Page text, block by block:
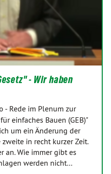
- Wir haben
- Rede im Plenum zur
einfaches Bauen (GEB)"
um ein Änderung der
in recht kurzer Zeit.
an. Wie immer gibt es
werden nicht…